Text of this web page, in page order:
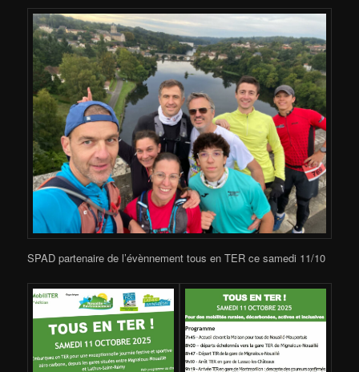
SPAD partenaire de l’évènnement tous en TER ce samedi 11/10